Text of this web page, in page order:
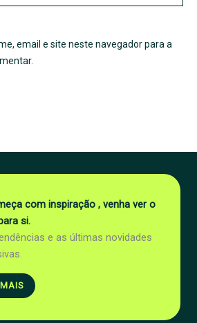
email e site neste navegador para a
com inspiração , venha ver o
si.
e as últimas novidades